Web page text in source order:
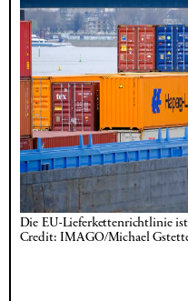
Die EU-Lieferkettenrichtlinie
Credit: IMAGO/Michael